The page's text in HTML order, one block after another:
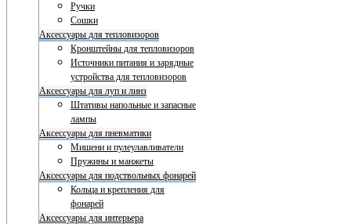
Ручки
Сошки
Аксессуары для тепловизоров
Кронштейны для тепловизоров
Источники питания и зарядные
устройства для тепловизоров
Аксессуары для луп и линз
Штативы напольные и запасные
лампы
Аксессуары для пневматики
Мишени и пулеулавливатели
Пружины и манжеты
Аксессуары для подствольных фонарей
Кольца и крепления для
фонарей
Аксессуары для интерьера